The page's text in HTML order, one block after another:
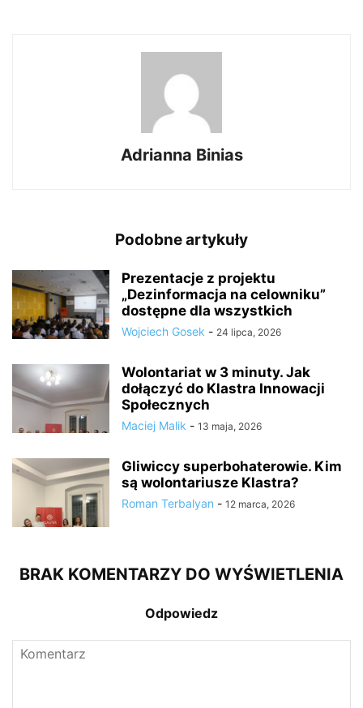
Adrianna Binias
Podobne artykuły
Prezentacje z projektu
„Dezinformacja na celowniku”
dostępne dla wszystkich
Wojciech Gosek - 24 lipca, 2026
Wolontariat w 3 minuty. Jak
dołączyć do Klastra Innowacji
Społecznych
Maciej Malik - 13 maja, 2026
Gliwiccy superbohaterowie. Kim
są wolontariusze Klastra?
Roman Terbalyan - 12 marca, 2026
BRAK KOMENTARZY DO WYŚWIETLENIA
Odpowiedz